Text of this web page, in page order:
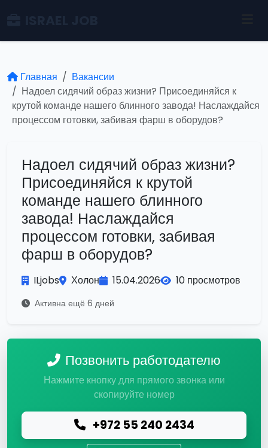
Главная
Вакансии
Надоел сидячий образ жизни? Присоединяйся к
крутой команде нашего блинного завода! Наслаждайся
процессом готовки, забивая фарш в оборудов?
Надоел сидячий образ жизни?
Присоединяйся к крутой
команде нашего блинного
завода! Наслаждайся
процессом готовки, забивая
фарш в оборудов?
ILjobs Холон 15.04.2026 10 просмотров
Активна ещё 6 дней
Позвонить работодателю
Нажмите кнопку для прямого звонка или
скопируйте номер
+972 55 240 2434